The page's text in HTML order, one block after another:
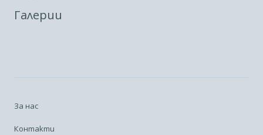
Галерии
За нас
Контакти